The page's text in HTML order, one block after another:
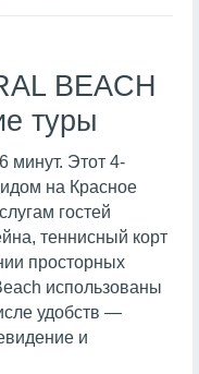
BEACH
туры
минут. Этот 4-
на Красное
гостей
теннисный корт
просторных
использованы
удобств —
и